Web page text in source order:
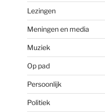
Lezingen
Meningen en media
Muziek
Op pad
Persoonlijk
Politiek